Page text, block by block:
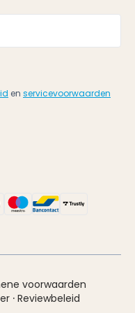
en servicevoorwaarden
voorwaarden
· Reviewbeleid